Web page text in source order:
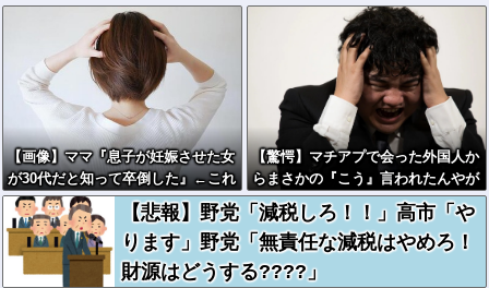
【画像】ママ『息子が妊娠させた女
が30代だと知って卒倒した』←これ
【驚愕】マチアプで会った外国人か
らまさかの『こう』言われたんやが
これワイ詰みか？？？？？？？
【悲報】野党「減税しろ！！」高市「や
ります」野党「無責任な減税はやめろ！
財源はどうする????」